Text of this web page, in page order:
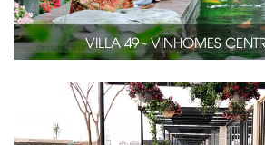
VILLA 49 - VINHOMES